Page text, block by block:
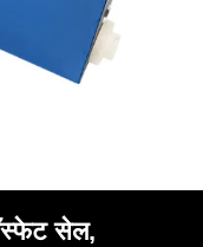
सेल,